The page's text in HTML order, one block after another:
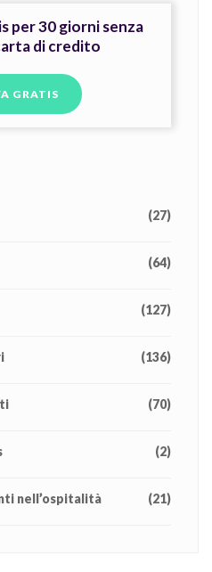
per 30 giorni senza
di credito
GRATIS
(27)
(64)
(127)
(136)
(70)
(2)
nell’ospitalità (21)